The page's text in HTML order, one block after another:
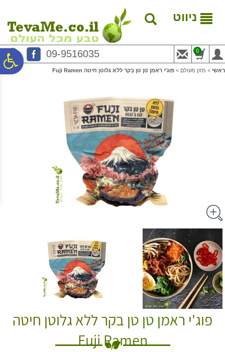
נגישות
המרכזי
ניווט
09-9516035 0
ראשי > מזון מעולם > פוג'י ראמן טן טן בקר ללא גלוטן חיטה Fuji Ramen
פוג'י ראמן טן טן בקר ללא גלוטן חיטה
Fuji Ramen